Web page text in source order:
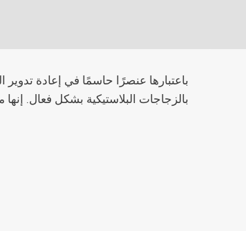
بالزجاجات البلاستيكية بشكل فعال.